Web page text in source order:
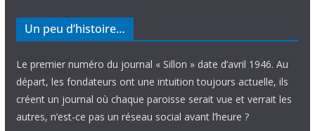
Un peu d’histoire…
Le premier numéro du journal « Sillon » date d’avril 1946. Au
départ, les fondateurs ont une intuition toujours actuelle, ils
créent un journal où chaque paroisse serait vue et verrait les
autres, n’est-ce pas un réseau social avant l’heure ?